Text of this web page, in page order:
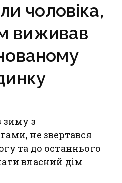
чоловіка,
виживав
зиму з
не звертався
та до останнього
власний дім